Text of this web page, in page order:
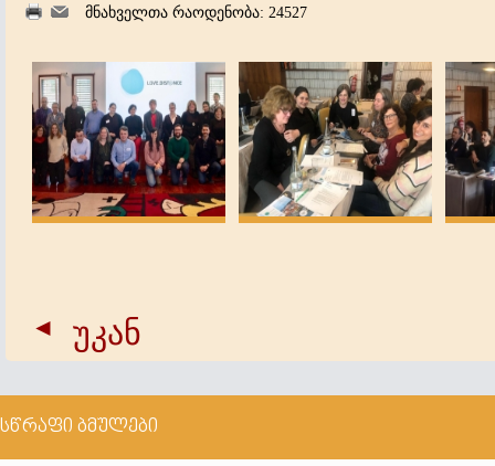
მნახველთა რაოდენობა: 24527
უკან
სწრაფი ბმულები